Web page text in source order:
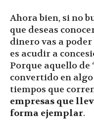
Ahora bien, si no
que deseas
dinero vas a
es acudir a
Porque aquello de
convertido en
tiempos que
empresas que
forma ejemplar.